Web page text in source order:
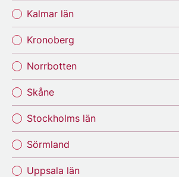
Kalmar län
Kronoberg
Norrbotten
Skåne
Stockholms län
Sörmland
Uppsala län